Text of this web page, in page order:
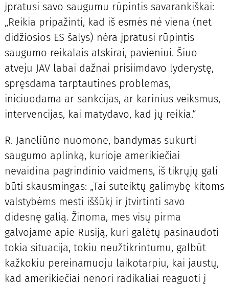
įpratusi savo saugumu rūpintis savarankiškai:
„Reikia pripažinti, kad iš esmės nė viena (net
didžiosios ES šalys) nėra įpratusi rūpintis
saugumo reikalais atskirai, pavieniui. Šiuo
atveju JAV labai dažnai prisiimdavo lyderystę,
spręsdama tarptautines problemas,
iniciuodama ar sankcijas, ar karinius veiksmus,
intervencijas, kai matydavo, kad jų reikia.“
R. Janeliūno nuomone, bandymas sukurti
saugumo aplinką, kurioje amerikiečiai
nevaidina pagrindinio vaidmens, iš tikrųjų gali
būti skausmingas: „Tai suteiktų galimybę kitoms
valstybėms mesti iššūkį ir įtvirtinti savo
didesnę galią. Žinoma, mes visų pirma
galvojame apie Rusiją, kuri galėtų pasinaudoti
tokia situacija, tokiu neužtikrintumu, galbūt
kažkokiu pereinamuoju laikotarpiu, kai jaustų,
kad amerikiečiai nenori radikaliai reaguoti į